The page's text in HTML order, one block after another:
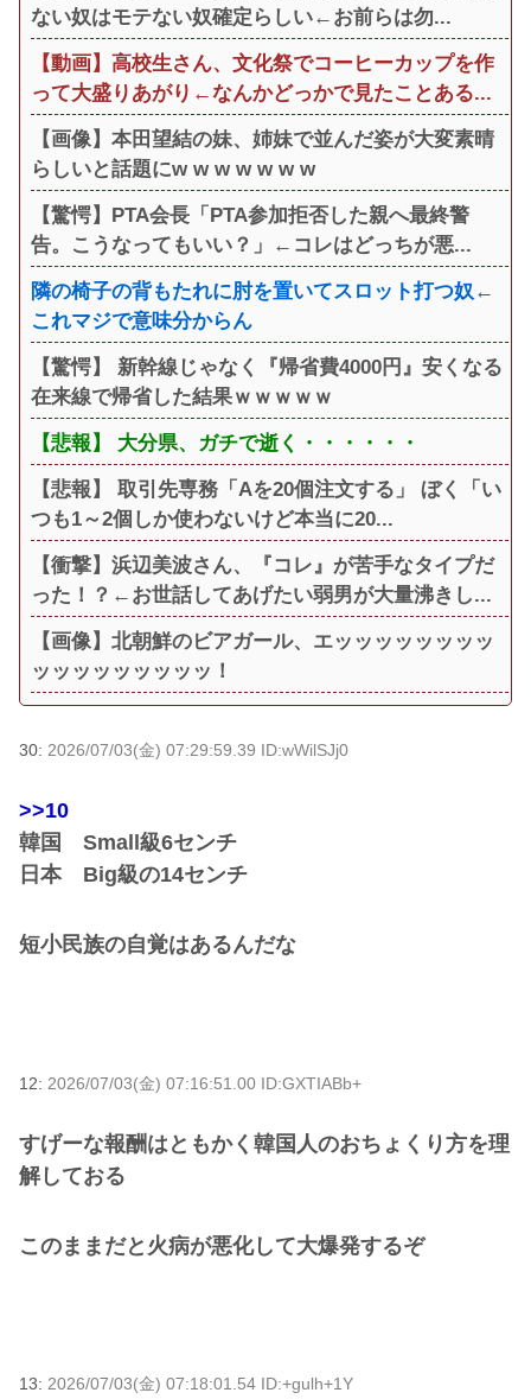
ない奴はモテない奴確定らしい←お前らは勿...
【動画】高校生さん、文化祭でコーヒーカップを作
って大盛りあがり←なんかどっかで見たことある...
【画像】本田望結の妹、姉妹で並んだ姿が大変素晴
らしいと話題にw w w w w w w
【驚愕】PTA会長「PTA参加拒否した親へ最終警
告。こうなってもいい？」←コレはどっちが悪...
隣の椅子の背もたれに肘を置いてスロット打つ奴←
これマジで意味分からん
【驚愕】 新幹線じゃなく『帰省費4000円』安くなる
在来線で帰省した結果ｗｗｗｗｗ
【悲報】 大分県、ガチで逝く・・・・・・
【悲報】 取引先専務「Aを20個注文する」 ぼく「い
つも1～2個しか使わないけど本当に20...
【衝撃】浜辺美波さん、『コレ』が苦手なタイプだ
った！？←お世話してあげたい弱男が大量沸きし...
【画像】北朝鮮のビアガール、エッッッッッッッッ
ッッッッッッッッッ！
30: 2026/07/03(金) 07:29:59.39 ID:wWilSJj0
>>10
韓国 Small級6センチ
日本 Big級の14センチ
短小民族の自覚はあるんだな
12: 2026/07/03(金) 07:16:51.00 ID:GXTIABb+
すげーな報酬はともかく韓国人のおちょくり方を理
解しておる
このままだと火病が悪化して大爆発するぞ
13: 2026/07/03(金) 07:18:01.54 ID:+gulh+1Y